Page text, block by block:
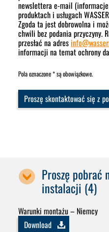
newslettera e-mail
produktach i usługach
Zgoda ta jest dobrowolna i
chwili bez podania przyczyny.
przesłać na adres info@
informacji na temat ochrony
Pola oznaczone * są obowiązkowe.
Proszę skontaktować się z
Proszę pobrać
instalacji (4)
Warunki montażu – Niemcy
Download